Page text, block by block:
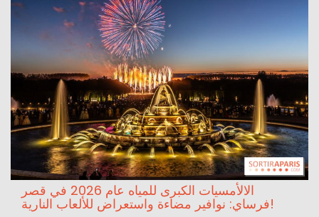
الالأمسيات الكبرى للمياه عام 2026 في قصر
فرساي: نوافير مضاءة واستعراض للألعاب النارية!